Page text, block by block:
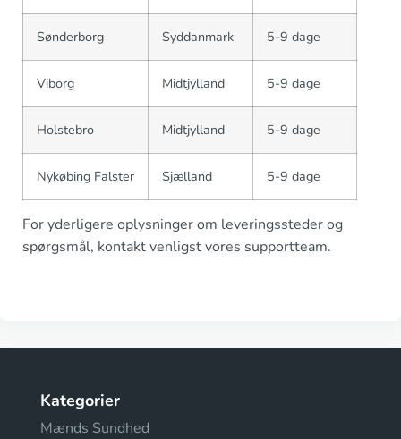
Sønderborg Syddanmark 5-9 dage
Viborg Midtjylland 5-9 dage
Holstebro Midtjylland 5-9 dage
Nykøbing Falster Sjælland 5-9 dage
For yderligere oplysninger om leveringssteder og
spørgsmål, kontakt venligst vores supportteam.
Kategorier
Mænds Sundhed